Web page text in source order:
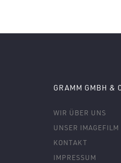
GRAMM GMBH &
WIR ÜBER UNS
UNSER IMAGEFILM
KONTAKT
IMPRESSUM